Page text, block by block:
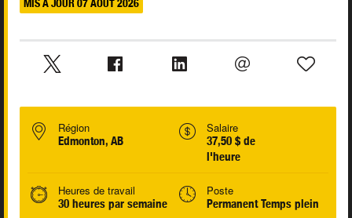
MIS À JOUR 07 AOÛT 2026
Région
Edmonton, AB
Salaire
37,50 $ de
l'heure
Heures de travail
30 heures par semaine
Poste
Permanent Temps plein